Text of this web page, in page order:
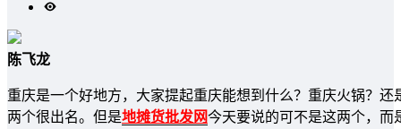
陈飞龙
重庆是一个好地方，大家提起重庆能想到什么？重庆火锅？
两个很出名。但是地摊货批发网今天要说的可不是这两个，而